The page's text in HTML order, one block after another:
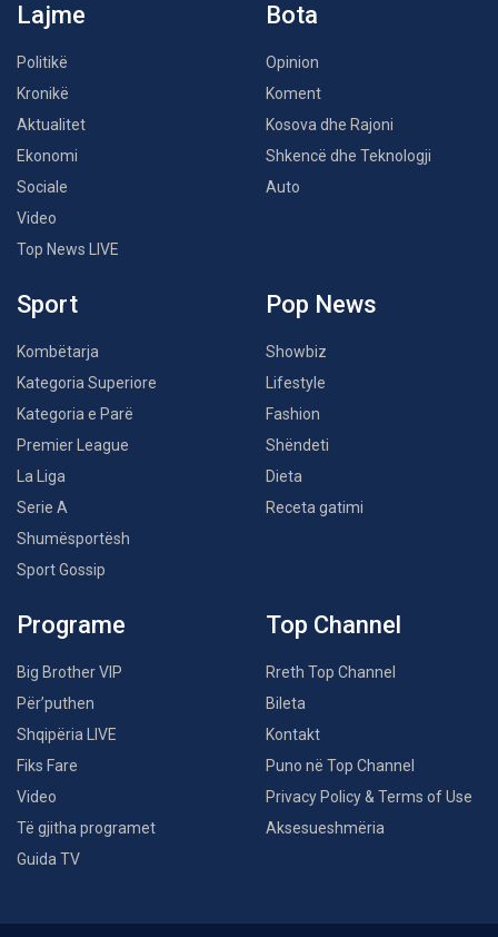
Lajme
Politikë
Kronikë
Aktualitet
Ekonomi
Sociale
Video
Top News LIVE
Bota
Opinion
Koment
Kosova dhe Rajoni
Shkencë dhe Teknologji
Auto
Sport
Kombëtarja
Kategoria Superiore
Kategoria e Parë
Premier League
La Liga
Serie A
Shumësportësh
Sport Gossip
Pop News
Showbiz
Lifestyle
Fashion
Shëndeti
Dieta
Receta gatimi
Programe
Big Brother VIP
Për’puthen
Shqipëria LIVE
Fiks Fare
Video
Të gjitha programet
Guida TV
Top Channel
Rreth Top Channel
Bileta
Kontakt
Puno në Top Channel
Privacy Policy & Terms of Use
Aksesueshmëria